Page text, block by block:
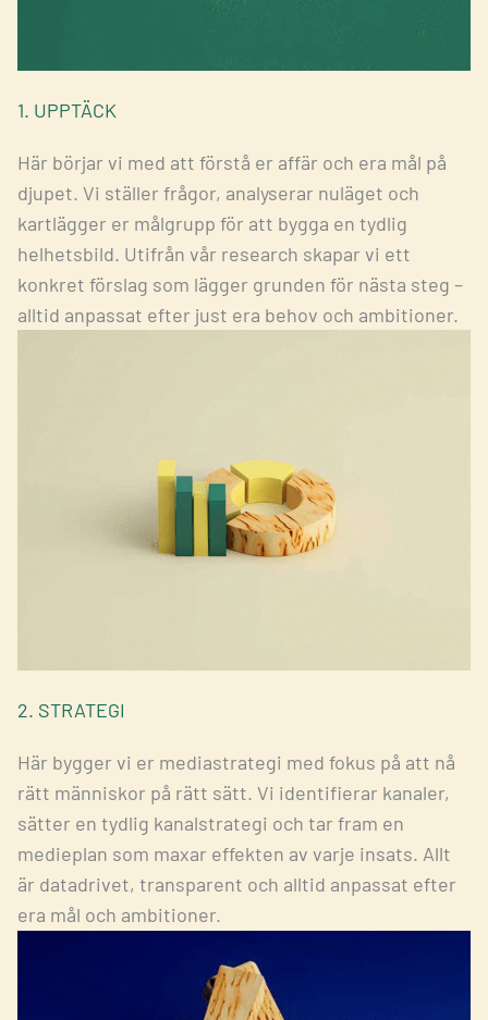
1. UPPTÄCK
Här börjar vi med att förstå er affär och era mål på
djupet. Vi ställer frågor, analyserar nuläget och
kartlägger er målgrupp för att bygga en tydlig
helhetsbild. Utifrån vår research skapar vi ett
konkret förslag som lägger grunden för nästa steg –
alltid anpassat efter just era behov och ambitioner.
2. STRATEGI
Här bygger vi er mediastrategi med fokus på att nå
rätt människor på rätt sätt. Vi identifierar kanaler,
sätter en tydlig kanalstrategi och tar fram en
medieplan som maxar effekten av varje insats. Allt
är datadrivet, transparent och alltid anpassat efter
era mål och ambitioner.